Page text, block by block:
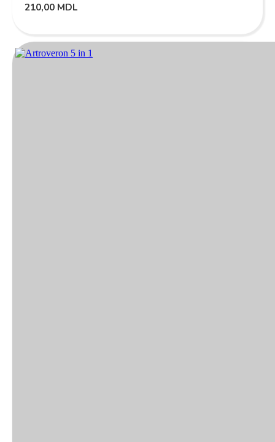
210,00 MDL